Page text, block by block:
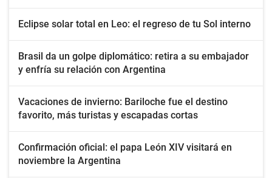
Eclipse solar total en Leo: el regreso de tu Sol interno
Brasil da un golpe diplomático: retira a su embajador
y enfría su relación con Argentina
Vacaciones de invierno: Bariloche fue el destino
favorito, más turistas y escapadas cortas
Confirmación oficial: el papa León XIV visitará en
noviembre la Argentina